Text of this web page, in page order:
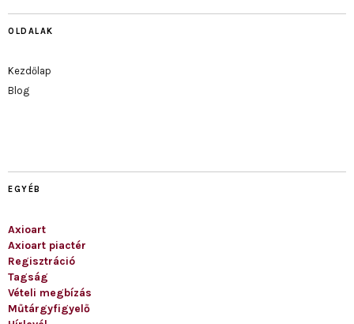
OLDALAK
Kezdőlap
Blog
EGYÉB
Axioart
Axioart piactér
Regisztráció
Tagság
Vételi megbízás
Műtárgyfigyelő